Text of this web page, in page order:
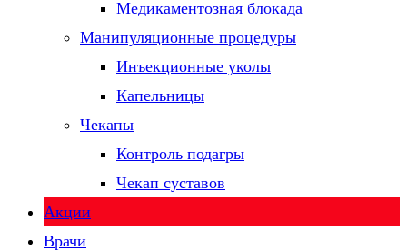
Медикаментозная блокада
Манипуляционные процедуры
Инъекционные уколы
Капельницы
Чекапы
Контроль подагры
Чекап суставов
Акции
Врачи